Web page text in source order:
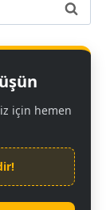
için hemen